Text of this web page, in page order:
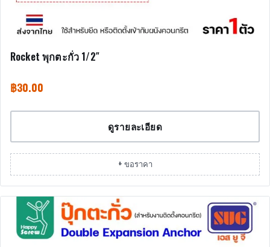
Rocket พุกตะกั่ว 1/2″
฿30.00
ดูรายละเอียด
+ ขอราคา